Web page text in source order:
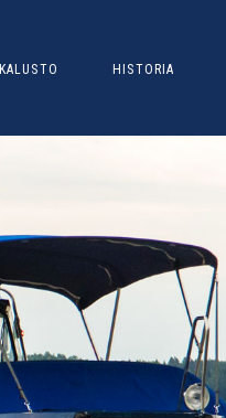
KALUSTO HISTORIA